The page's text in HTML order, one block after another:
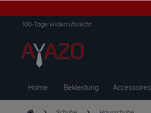
100-Tage Widerrufsrecht
Home Bekleidung Accessoires